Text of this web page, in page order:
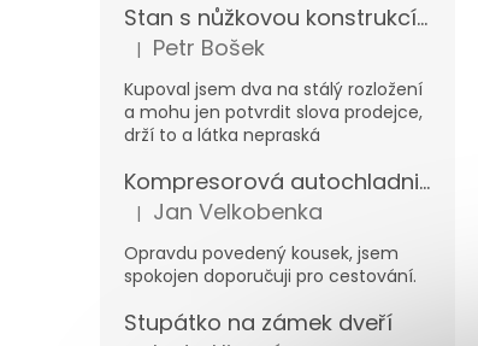
Stan s nůžkovou konstrukcí 3x3m
Hodnocení produktu je 5 z 5 hvězdiček.
| Petr Bošek
Kupoval jsem dva na stálý rozložení
a mohu jen potvrdit slova prodejce,
drží to a látka nepraská
Kompresorová autochladnička Carbest MaxiFreezer 40 l 12/230 V -20 °C
Hodnocení produktu je 5 z 5 hvězdiček.
| Jan Velkobenka
Opravdu povedený kousek, jsem
spokojen doporučuji pro cestování.
Stupátko na zámek dveří